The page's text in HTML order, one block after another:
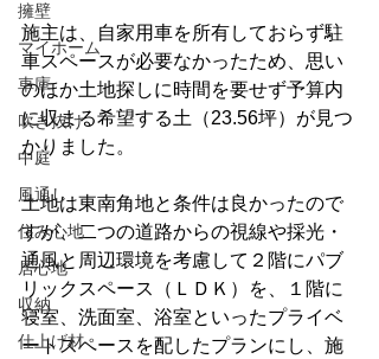
擁壁
マイホーム
車庫
吹き抜け
中庭
風通し
住み心地
居心地
収納
仕上げ材
施主は、自家用車を所有しておらず駐
車スペースが必要なかったため、思い
のほか土地探しに時間を要せず予算内
に収まる希望する土（23.56坪）が見つ
かりました。
土地は東南角地と条件は良かったので
すが、二つの道路からの視線や採光・
通風と周辺環境を考慮して２階にパブ
リックスペース（ＬＤＫ）を、１階に
寝室、洗面室、浴室といったプライベ
ートスペースを配したプランにし、施